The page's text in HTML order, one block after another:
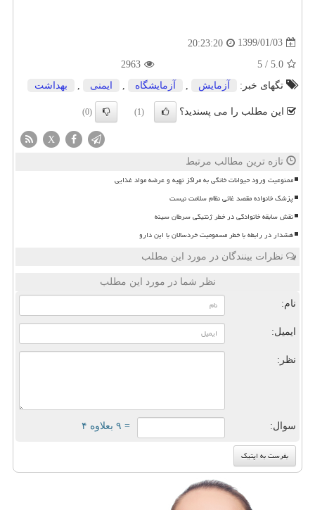
1399/01/03
20:23:20
5.0
/
5
2963
تگهای خبر:
آزمایش آزمایشگاه ایمنی بهداشت
این مطلب را می پسندید؟ (1)
(0)
X
تازه ترین مطالب مرتبط
ممنوعیت ورود حیوانات خانگی به مراکز تهیه و عرضه مواد غذایی
پزشک خانواده مقصد غائی نظام سلامت نیست
نقش سابقه خانوادگی در خطر ژنتیکی سرطان سینه
هشدار در رابطه با خطر مسمومیت خردسالان با این دارو
نظرات بینندگان در مورد این مطلب
نظر شما در مورد این مطلب
نام:
ایمیل:
نظر:
سوال: = ۹ بعلاوه ۴